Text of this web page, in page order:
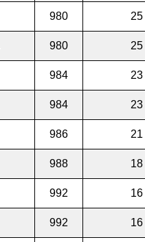
980 25
980 25
984 23
984 23
986 21
988 18
992 16
992 16